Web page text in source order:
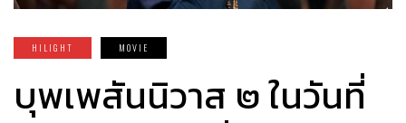
HILIGHT MOVIE
บุพเพสันนิวาส ๒ ในวันที่